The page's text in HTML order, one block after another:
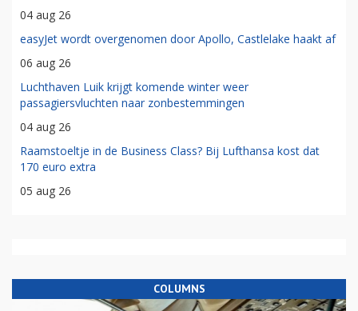
04 aug 26
easyJet wordt overgenomen door Apollo, Castlelake haakt af
06 aug 26
Luchthaven Luik krijgt komende winter weer
passagiersvluchten naar zonbestemmingen
04 aug 26
Raamstoeltje in de Business Class? Bij Lufthansa kost dat
170 euro extra
05 aug 26
COLUMNS